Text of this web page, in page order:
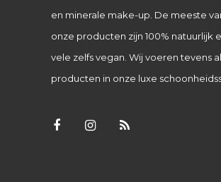
en minerale make-up. De meeste
onze producten zijn 100% natuurlijk
vele zelfs vegan. Wij voeren tevens
producten in onze luxe